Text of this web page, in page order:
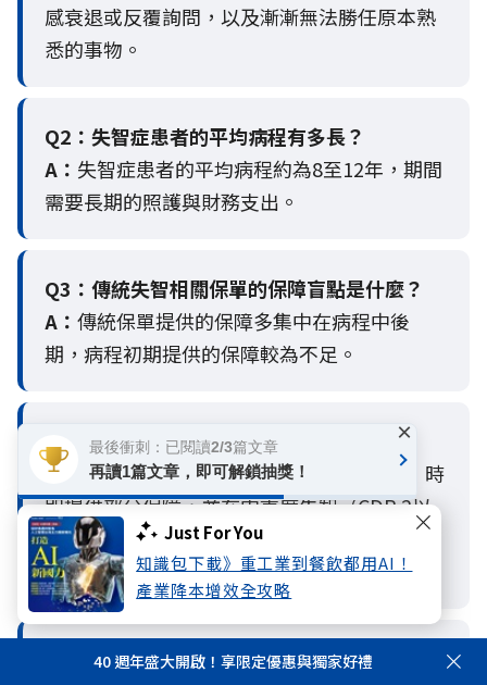
Just For You
知識包下載》重工業到餐飲都用AI！
產業降本增效全攻略
感衰退或反覆詢問，以及漸漸無法勝任原本熟
悉的事物。
Q2： 失智症患者的平均病程有多長？
A： 失智症患者的平均病程約為8至12年，期間
需要長期的照護與財務支出。
Q3： 傳統失智相關保單的保障盲點是什麼？
A： 傳統保單提供的保障多集中在病程中後
期，病程初期提供的保障較為不足。
Q4：安達人壽失智保障的特色是什麼？
A：
安達人壽失智保障在輕度失智（CDR 1）時
即提供部分保障，並在中重度失智（CDR 2以
上）時一次性提供整筆理賠給付，降低患者及
其家庭財務壓力。
如何有效規劃失智症的財務保障？
40 週年盛大開啟！享限定優惠與獨家好禮
最後衝刺：已閱讀2/3篇文章
再讀1篇文章，即可解鎖抽獎！
×